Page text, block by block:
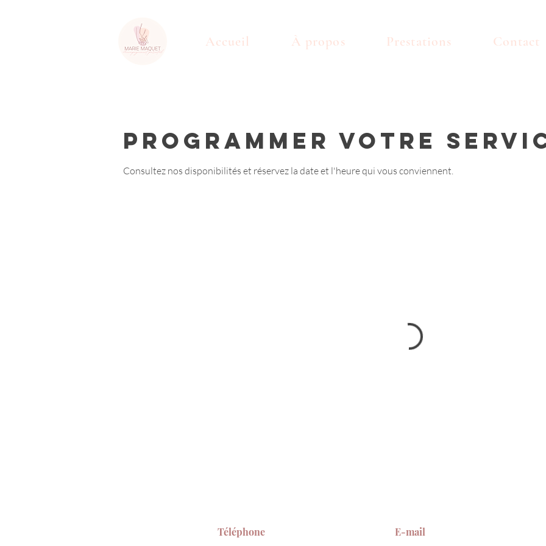
Accueil À propos Prestations Contact
Programmer votre
Consultez nos disponibilités et réservez la date et l'heure qui vous conviennent.
Téléphone E-mail